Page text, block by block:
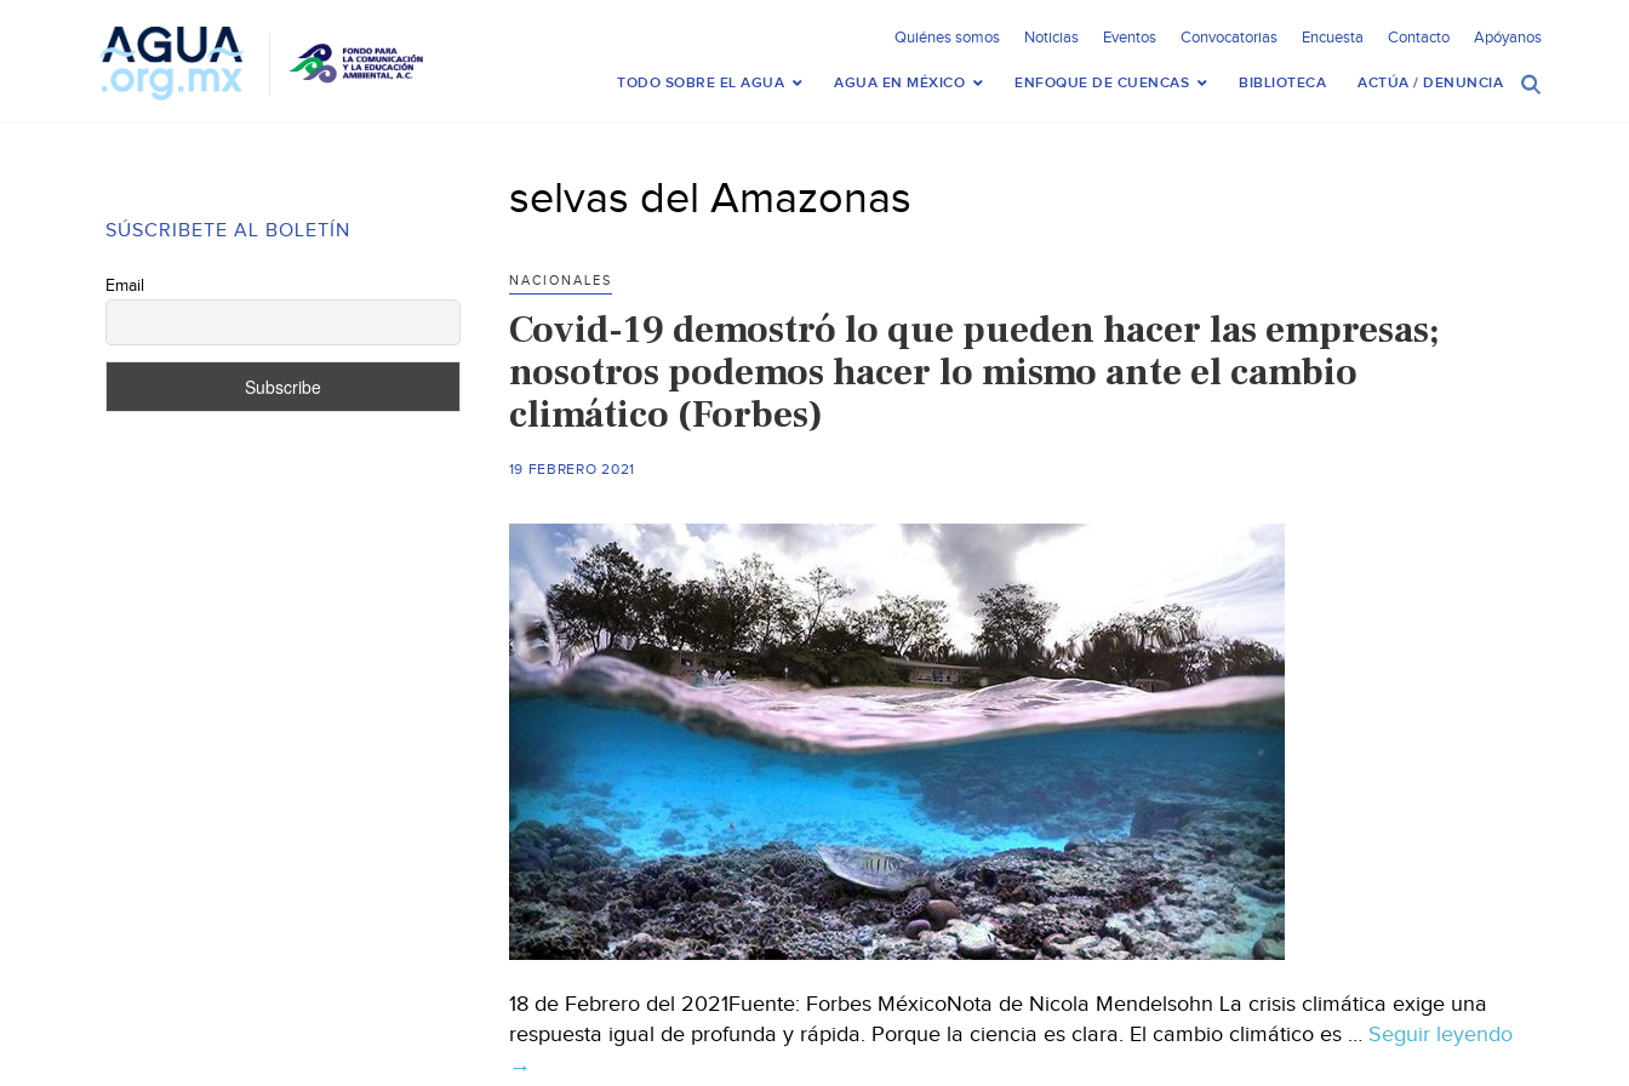
Quiénes somos Noticias Eventos Convocatorias Encuesta Contacto Apóyanos
TODO SOBRE EL AGUA AGUA EN MÉXICO ENFOQUE DE CUENCAS BIBLIOTECA ACTÚA / DENUNCIA
SÚSCRIBETE AL BOLETÍN
Email
selvas del Amazonas
NACIONALES
Covid-19 demostró lo que pueden hacer las empresas;
nosotros podemos hacer lo mismo ante el cambio
climático (Forbes)
19 FEBRERO 2021
18 de Febrero del 2021Fuente: Forbes MéxicoNota de Nicola Mendelsohn La crisis climática exige una
respuesta igual de profunda y rápida. Porque la ciencia es clara. El cambio climático es … Seguir leyendoCovid-
→